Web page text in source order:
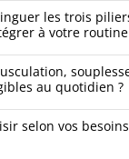
les trois
à votre routine
au quotidien ?
selon vos